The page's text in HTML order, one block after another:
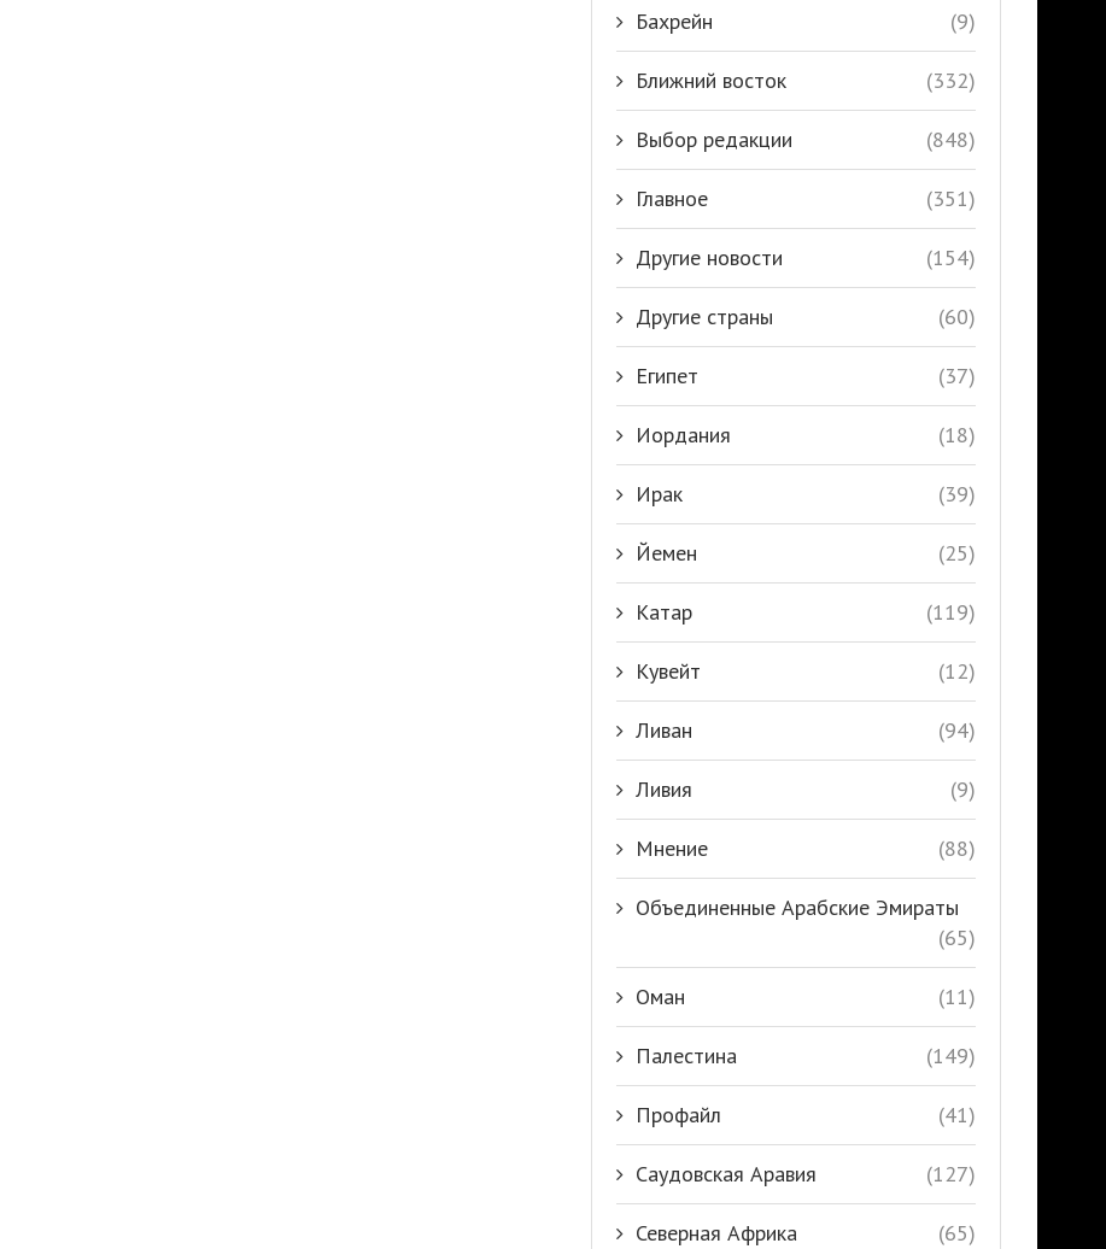
Бахрейн (9)
Ближний восток (332)
Выбор редакции (848)
Главное (351)
Другие новости (154)
Другие страны (60)
Египет (37)
Иордания (18)
Ирак (39)
Йемен (25)
Катар (119)
Кувейт (12)
Ливан (94)
Ливия (9)
Мнение (88)
Объединенные Арабские Эмираты
(65)
Оман (11)
Палестина (149)
Профайл (41)
Саудовская Аравия (127)
Северная Африка (65)